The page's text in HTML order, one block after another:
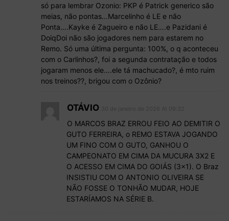
só para lembrar Ozonio: PKP é Patrick generico são
meias, não pontas…Marcelinho é LE e não
Ponta….Kayke é Zagueiro e não LE….e Pazidani é
DoiqDoi não são jogadores nem para estarem no
Remo. Só uma última pergunta: 100%, o q aconteceu
com o Carlinhos?, foi a segunda contratação e todos
jogaram menos ele….ele tá machucado?, é mto ruim
nos treinos??, brigou com o Ozônio?
OTÁVIO
O MARCOS BRAZ ERROU FEIO AO DEMITIR O
GUTO FERREIRA, o REMO ESTAVA JOGANDO
UM FINO COM O GUTO, GANHOU O
CAMPEONATO EM CIMA DA MUCURA 3X2 E
O ACESSO EM CIMA DO GOIÁS (3×1). O Braz
INSISTIU COM O ANTONIO OLIVEIRA SE
NÃO FOSSE O TONHÃO MUDAR, HOJE
ESTARÍAMOS NA SÉRIE B.